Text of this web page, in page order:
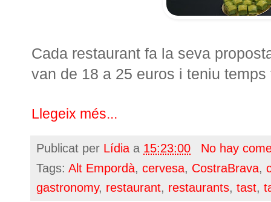
Cada restaurant fa la seva
van de 18 a 25 euros i teniu
Llegeix més...
Publicat per Lídia a 15:23:00
No hay
Tags: Alt Empordà, cervesa, CostraBrava,
gastronomy, restaurant, restaurants, tast,